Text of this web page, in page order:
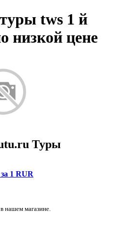
tws 1 й
низкой цене
Туры
1 RUR
нашем магазине.